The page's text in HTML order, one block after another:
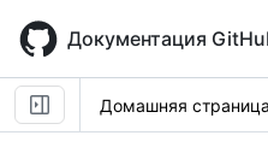
main
content
Документация
Домашняя страница